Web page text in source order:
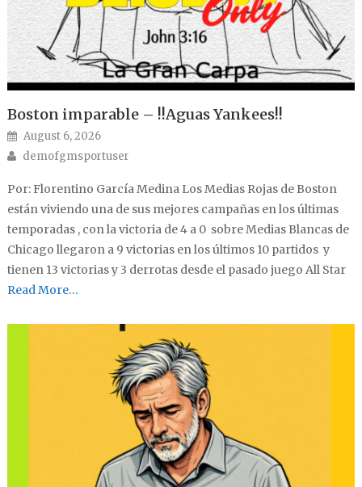
Boston imparable – !!Aguas Yankees!!
Posted on
August 6, 2026
Author
demofgmsportuser
Por: Florentino García Medina Los Medias Rojas de Boston
están viviendo una de sus mejores campañas en los últimas
temporadas , con la victoria de 4 a 0 sobre Medias Blancas de
Chicago llegaron a 9 victorias en los últimos 10 partidos y
tienen 13 victorias y 3 derrotas desde el pasado juego All Star
Read More…